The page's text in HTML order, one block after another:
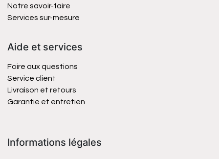
Notre savoir-faire
Services sur-mesure
Aide et services
Foire aux questions
Service client
Livraison et retours
Garantie et entretien
Informations légales